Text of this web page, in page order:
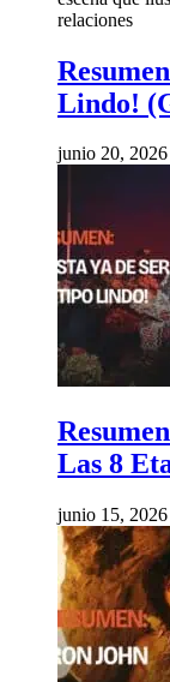
Lindo!
junio 20, 2026
Las 8
junio 15, 2026